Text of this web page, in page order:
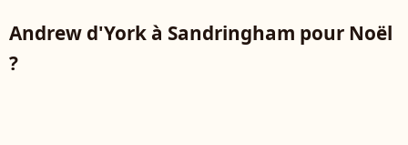
Andrew d'York à Sandringham pour Noël
?